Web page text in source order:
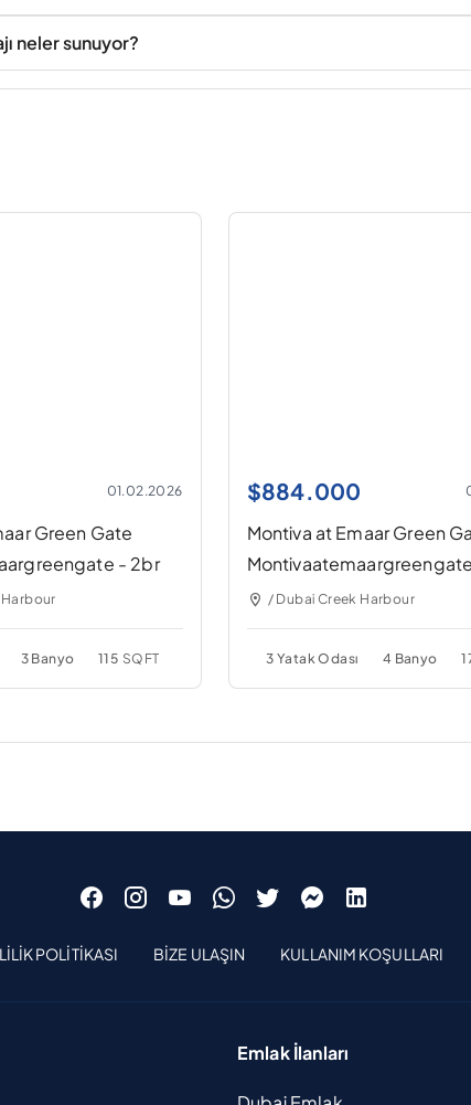
neler sunuyor?
01.02.2026
Green Gate
- 2br
3 Banyo 115 SQFT
$884.000
Montiva at Emaar Green
/ Dubai Creek Harbour
3 Yatak Odası 4 Banyo
POLITIKASI BIZE ULAŞIN KULLANIM KOŞULLARI
Emlak İlanları